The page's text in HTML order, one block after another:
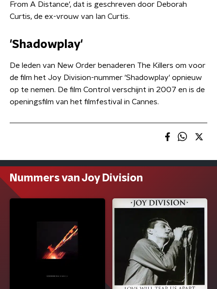
From A Distance', dat is geschreven door Deborah
Curtis, de ex-vrouw van Ian Curtis.
'Shadowplay'
De leden van New Order benaderen The Killers om voor
de film het Joy Division-nummer 'Shadowplay' opnieuw
op te nemen. De film Control verschijnt in 2007 en is de
openingsfilm van het filmfestival in Cannes.
Nummers van Joy Division